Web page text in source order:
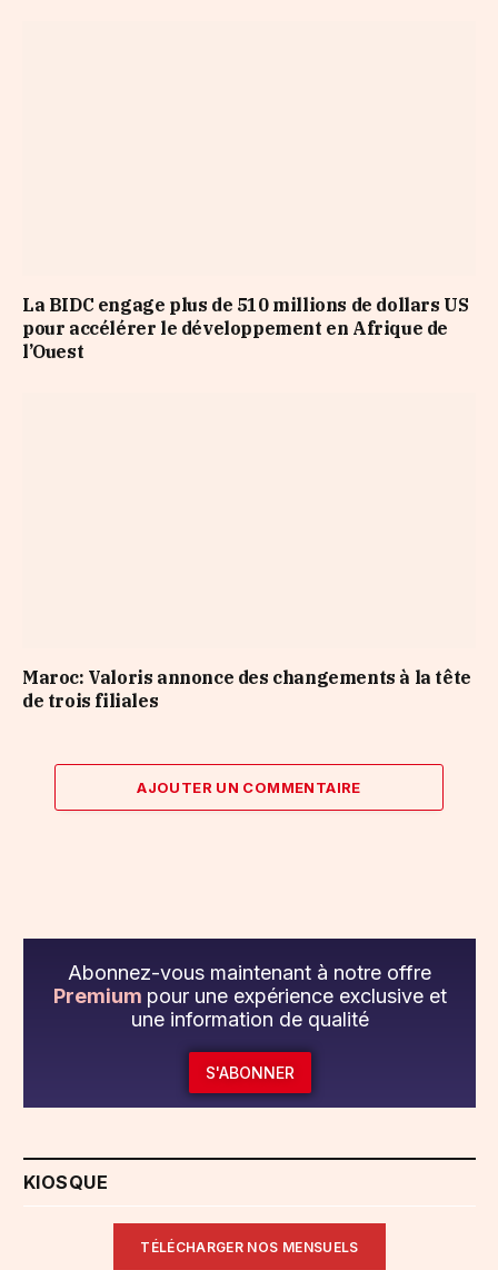
La BIDC engage plus de 510 millions de dollars US
pour accélérer le développement en Afrique de
l’Ouest
Maroc: Valoris annonce des changements à la tête
de trois filiales
AJOUTER UN COMMENTAIRE
Abonnez-vous maintenant à notre offre
Premium pour une expérience exclusive et
une information de qualité
S'ABONNER
KIOSQUE
TÉLÉCHARGER NOS MENSUELS